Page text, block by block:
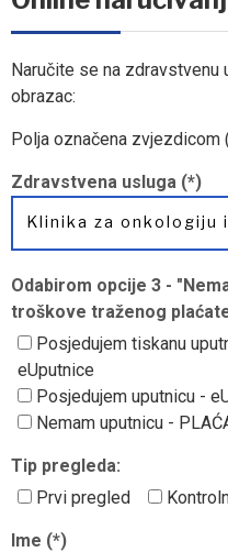
Naručite se na zdravstvenu
obrazac:
Polja označena zvjezdicom
Zdravstvena usluga (*)
Odabirom opcije 3 -
troškove traženog
Posjedujem tiskanu
eUputnice
Posjedujem uputnicu -
Nemam uputnicu -
Tip pregleda:
Prvi pregled
Ime (*)